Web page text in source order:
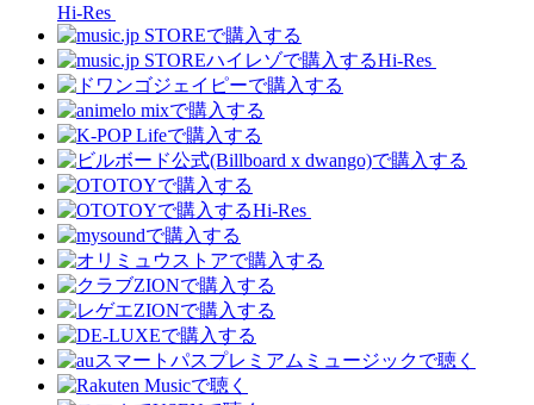
Hi-Res
Hi-Res
Hi-Res